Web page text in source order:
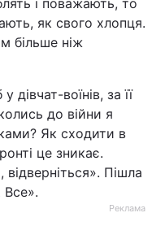
і поважають, то
як свого хлопця.
більше ніж
дівчат-воїнів, за її
до війни я
Як сходити в
це зникає.
Пішла
Все».
Реклама